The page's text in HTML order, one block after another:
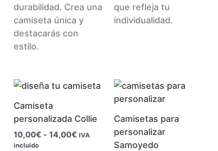
durabilidad. Crea una
camiseta única y
destacarás con
estilo.
que refleja tu
individualidad.
Camiseta
personalizada Collie
10,00€ - 14,00€Rango
IVA
incluido
Camisetas para
personalizar
Samoyedo